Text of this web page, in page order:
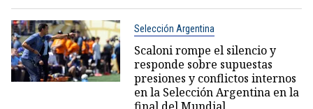
Selección Argentina
Scaloni rompe el silencio y
responde sobre supuestas
presiones y conflictos internos
en la Selección Argentina en la